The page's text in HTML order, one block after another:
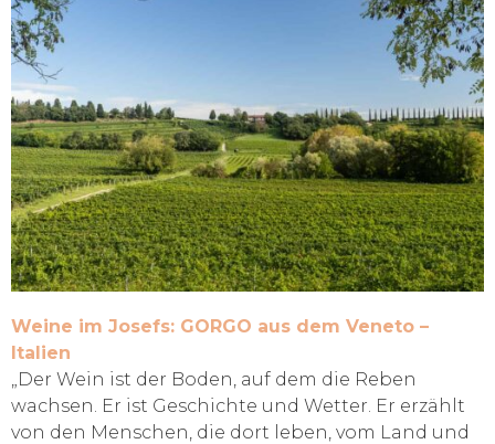
Weine im Josefs: GORGO aus dem Veneto –
Italien
„Der Wein ist der Boden, auf dem die Reben
wachsen. Er ist Geschichte und Wetter. Er erzählt
von den Menschen, die dort leben, vom Land und